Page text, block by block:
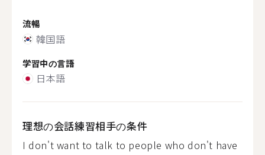
流暢
韓国語
学習中の言語
日本語
理想の会話練習相手の条件
I don't want to talk to people who don't have